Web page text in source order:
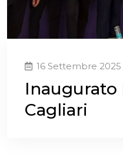
16 Settembre 2025
Inaugurato
Cagliari